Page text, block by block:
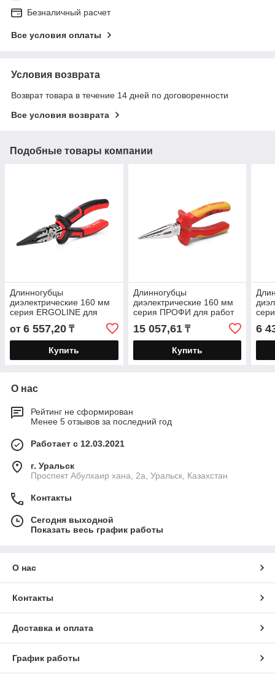
Безналичный расчет
Все условия оплаты
Условия возврата
Возврат товара в течение 14 дней по договоренности
Все условия возврата
Подобные товары компании
Длинногубцы
диэлектрические 160 мм
серия ERGOLINE для
работ под напряжением
до 1000 В
от 6 557,20 ₸
Купить
Длинногубцы
диэлектрические 160 мм
серия ПРОФИ для работ
под напряжением до 1000
В, стандарт VDE
15 057,61₸
Купить
до
6
О нас
Рейтинг не сформирован
Менее 5 отзывов за последний год
Работает с 12.03.2021
г. Уральск
Проспект Абулхаир хана, 2а, Уральск, Казахстан
Контакты
Сегодня выходной
Показать весь график работы
О нас
Контакты
Доставка и оплата
График работы